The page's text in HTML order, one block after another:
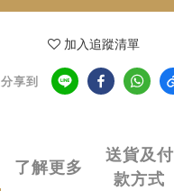
加入追蹤清單
分享到
了解更多
送貨及付
款方式